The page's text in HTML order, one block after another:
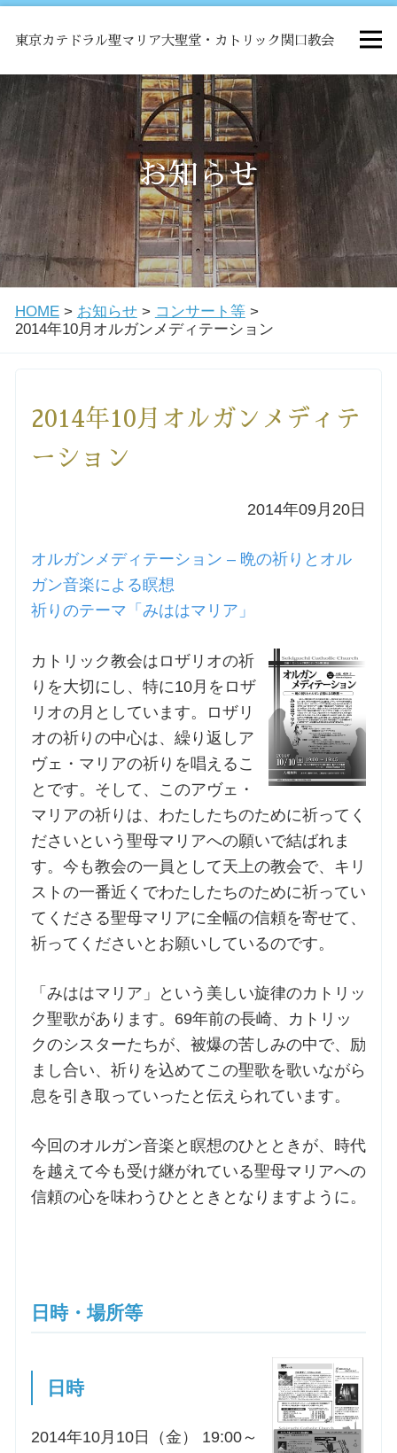
東京カテドラル聖マリア大聖堂・カトリック関口教会
HOME
ミサ
お知らせ
関口教会について
教会学校・中高生会
洗礼を希望される方
森田神父の講座
教区カテキスタの講座
三田助祭の講座
オルガンメディテーション
お問合せ
交通・アクセス
ご利用にあたって
交通・アクセス
お知らせ
HOME> お知らせ> コンサート等>
2014年10月オルガンメディテーション
2014年10月オルガンメディテ
ーション
2014年09月20日
オルガンメディテーション – 晩の祈りとオル
ガン音楽による瞑想
祈りのテーマ「みははマリア」
カトリック教会はロザリオの祈
りを大切にし、特に10月をロザ
リオの月としています。ロザリ
オの祈りの中心は、繰り返しア
ヴェ・マリアの祈りを唱えるこ
とです。そして、このアヴェ・
マリアの祈りは、わたしたちのために祈ってく
ださいという聖母マリアへの願いで結ばれま
す。今も教会の一員として天上の教会で、キリ
ストの一番近くでわたしたちのために祈ってい
てくださる聖母マリアに全幅の信頼を寄せて、
祈ってくださいとお願いしているのです。
「みははマリア」という美しい旋律のカトリッ
ク聖歌があります。69年前の長崎、カトリッ
クのシスターたちが、被爆の苦しみの中で、励
まし合い、祈りを込めてこの聖歌を歌いながら
息を引き取っていったと伝えられています。
今回のオルガン音楽と瞑想のひとときが、時代
を越えて今も受け継がれている聖母マリアへの
信頼の心を味わうひとときとなりますように。
日時・場所等
日時
2014年10月10日（金） 19:00～